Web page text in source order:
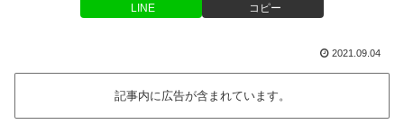
LINE コピー
2021.09.04
記事内に広告が含まれています。